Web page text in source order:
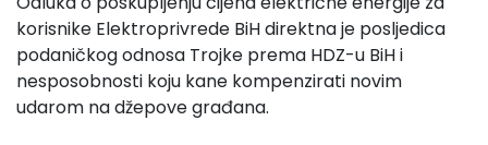
korisnike Elektroprivrede BiH direktna je posljedica
podaničkog odnosa Trojke prema HDZ-u BiH i
nesposobnosti koju kane kompenzirati novim
udarom na džepove građana.